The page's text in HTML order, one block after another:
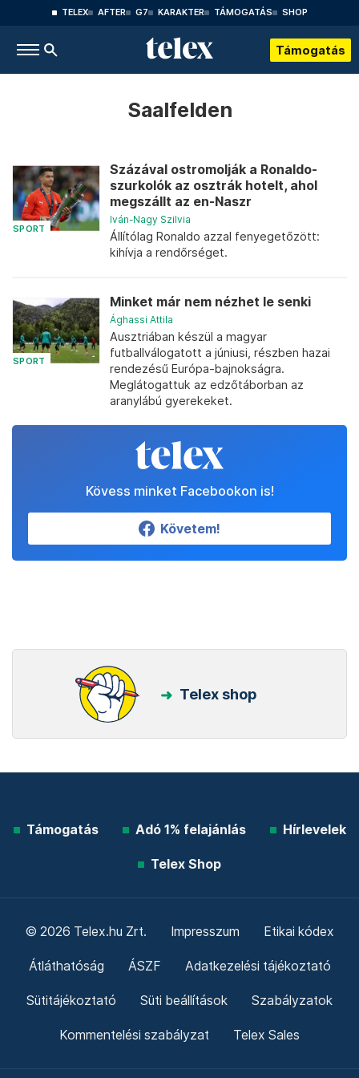
TELEX AFTER G7 KARAKTER TÁMOGATÁS SHOP
Támogatás
Saalfelden
SPORT
Százával ostromolják a Ronaldo-
szurkolók az osztrák hotelt, ahol
megszállt az en-Naszr
Iván-Nagy Szilvia
Állítólag Ronaldo azzal fenyegetőzött:
kihívja a rendőrséget.
SPORT
Minket már nem nézhet le senki
Ághassi Attila
Ausztriában készül a magyar
futballválogatott a júniusi, részben hazai
rendezésű Európa-bajnokságra.
Meglátogattuk az edzőtáborban az
aranylábú gyerekeket.
Kövess minket Facebookon is!
Követem!
Telex shop
Támogatás Adó 1% felajánlás Hírlevelek
Telex Shop
© 2026 Telex.hu Zrt. Impresszum Etikai kódex
Átláthatóság ÁSZF Adatkezelési tájékoztató
Sütitájékoztató Süti beállítások Szabályzatok
Kommentelési szabályzat Telex Sales